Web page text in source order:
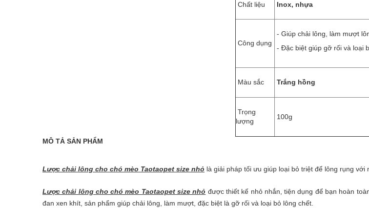
Chất liệu Inox, nhựa
Công dụng
- Giúp chải lông, làm mượt
- Đặc biệt giúp gỡ rối và loại
Màu sắc Trắng hồng
Trọng
lượng
100g
MÔ TẢ SẢN PHẨM
Lược chải lông cho chó mèo Taotaopet size nhỏ là giải pháp tối ưu giúp loại bỏ triệt để lông rụng với
Lược chải lông cho chó mèo Taotaopet size nhỏ được thiết kế nhỏ nhắn, tiện dụng để bạn hoàn
đan xen khít, sản phẩm giúp chải lông, làm mượt, đặc biệt là gỡ rối và loại bỏ lông chết.